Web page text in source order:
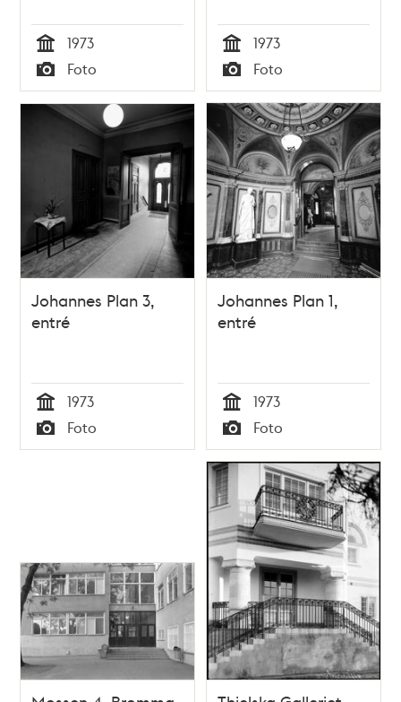
Tid
1973
Typ
Foto Tid
1973
Typ
Foto
Johannes Plan 3,
entré
Tid
1973
Typ
Foto
Johannes Plan 1,
entré
Tid
1973
Typ
Foto